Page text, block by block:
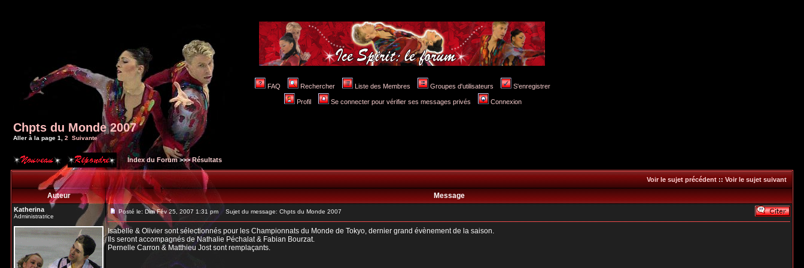
FAQ Rechercher Liste des Membres Groupes d'utilisateurs S'enregistrer
Profil Se connecter pour vérifier ses messages privés Connexion
Chpts du Monde 2007
Aller à la page 1 2 Suivante
Index du Forum>>>Résultats
Voir le sujet précédent::Voir le sujet suivant
Auteur Message
Katherina
Administratrice
Posté le: Dim Fév 25, 2007 1:31 pm Sujet du message: Chpts du Monde 2007
Isabelle & Olivier sont sélectionnés pour les Championnats du Monde de Tokyo, dernier grand évènement de la saison.
Ils seront accompagnés de Nathalie Péchalat & Fabian Bourzat.
Pernelle Carron & Matthieu Jost sont remplaçants.